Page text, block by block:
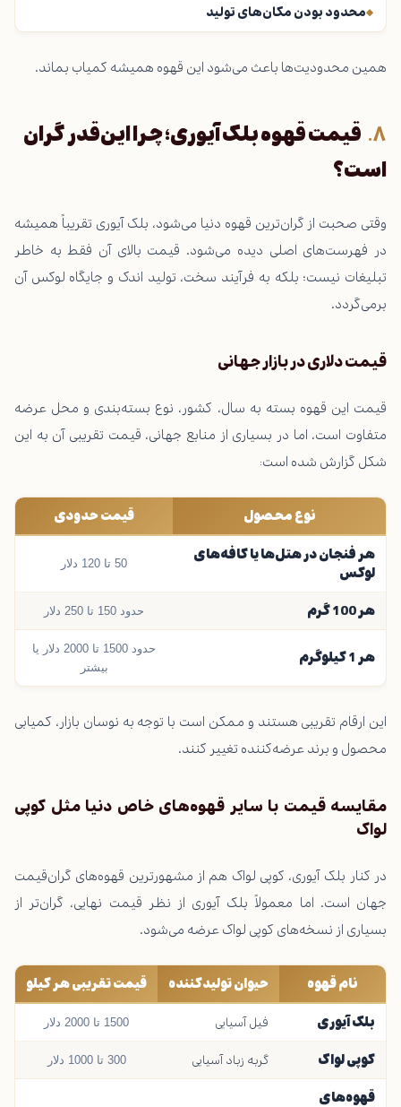
محدود بودن مکان‌های تولید
همین محدودیت‌ها باعث می‌شود این قهوه همیشه کمیاب بماند.
قیمت قهوه بلک آیوری؛ چرا این‌قدر گران
است؟
وقتی صحبت از گران‌ترین قهوه دنیا می‌شود، بلک آیوری تقریباً همیشه
در فهرست‌های اصلی دیده می‌شود. قیمت بالای آن فقط به خاطر
تبلیغات نیست؛ بلکه به فرآیند سخت، تولید اندک و جایگاه لوکس آن
برمی‌گردد.
قیمت دلاری در بازار جهانی
قیمت این قهوه بسته به سال، کشور، نوع بسته‌بندی و محل عرضه
متفاوت است، اما در بسیاری از منابع جهانی، قیمت تقریبی آن به این
شکل گزارش شده است:
نوع محصول قیمت حدودی
هر فنجان در هتل‌ها یا کافه‌های
لوکس
50 تا 120 دلار
هر 100 گرم حدود 150 تا 250 دلار
هر 1 کیلوگرم
حدود 1500 تا 2000 دلار یا
بیشتر
این ارقام تقریبی هستند و ممکن است با توجه به نوسان بازار، کمیابی
محصول و برند عرضه‌کننده تغییر کنند.
مقایسه قیمت با سایر قهوه‌های خاص دنیا مثل کوپی
لواک
در کنار بلک آیوری، کوپی لواک هم از مشهورترین قهوه‌های گران‌قیمت
جهان است. اما معمولاً بلک آیوری از نظر قیمت نهایی، گران‌تر از
بسیاری از نسخه‌های کوپی لواک عرضه می‌شود.
نام قهوه حیوان تولیدکننده قیمت تقریبی هر کیلو
بلک آیوری فیل آسیایی 1500 تا 2000 دلار
کوپی لواک گربه زباد آسیایی 300 تا 1000 دلار
قهوه‌های